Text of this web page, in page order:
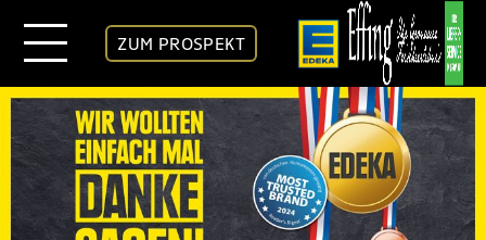
ZUM PROSPEKT